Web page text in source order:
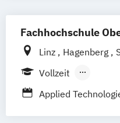
Fachhochschule
Linz Hagenberg
Vollzeit
Applied